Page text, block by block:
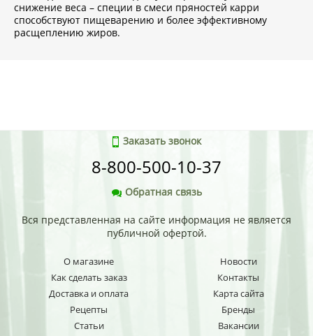
снижение веса – специи в смеси пряностей карри
способствуют пищеварению и более эффективному
расщеплению жиров.
Заказать звонок
8-800-500-10-37
Обратная связь
Вся представленная на сайте информация не является
публичной офертой.
О магазине
Как сделать заказ
Доставка и оплата
Рецепты
Статьи
Новости
Контакты
Карта сайта
Бренды
Вакансии